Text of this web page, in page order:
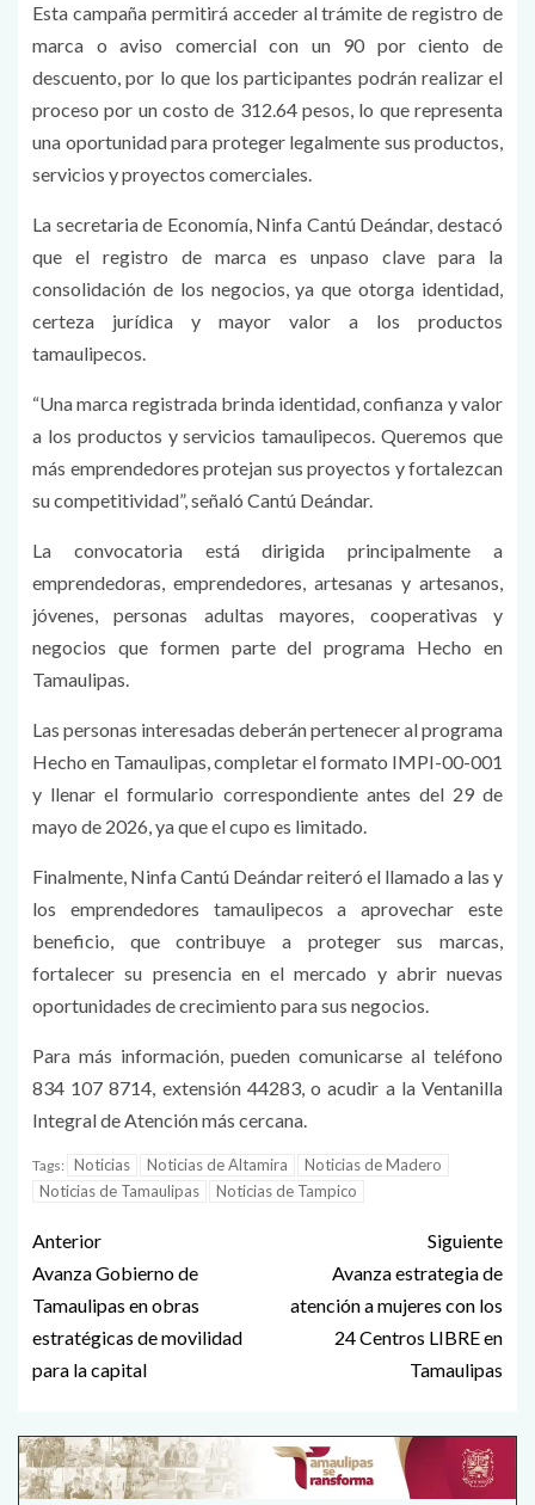
Esta campaña permitirá acceder al trámite de registro de
marca o aviso comercial con un 90 por ciento de
descuento, por lo que los participantes podrán realizar el
proceso por un costo de 312.64 pesos, lo que representa
una oportunidad para proteger legalmente sus productos,
servicios y proyectos comerciales.
La secretaria de Economía, Ninfa Cantú Deándar, destacó
que el registro de marca es unpaso clave para la
consolidación de los negocios, ya que otorga identidad,
certeza jurídica y mayor valor a los productos
tamaulipecos.
“Una marca registrada brinda identidad, confianza y valor
a los productos y servicios tamaulipecos. Queremos que
más emprendedores protejan sus proyectos y fortalezcan
su competitividad”, señaló Cantú Deándar.
La convocatoria está dirigida principalmente a
emprendedoras, emprendedores, artesanas y artesanos,
jóvenes, personas adultas mayores, cooperativas y
negocios que formen parte del programa Hecho en
Tamaulipas.
Las personas interesadas deberán pertenecer al programa
Hecho en Tamaulipas, completar el formato IMPI-00-001
y llenar el formulario correspondiente antes del 29 de
mayo de 2026, ya que el cupo es limitado.
Finalmente, Ninfa Cantú Deándar reiteró el llamado a las y
los emprendedores tamaulipecos a aprovechar este
beneficio, que contribuye a proteger sus marcas,
fortalecer su presencia en el mercado y abrir nuevas
oportunidades de crecimiento para sus negocios.
Para más información, pueden comunicarse al teléfono
834 107 8714, extensión 44283, o acudir a la Ventanilla
Integral de Atención más cercana.
Tags: Noticias Noticias de Altamira
Noticias de Madero
Noticias de Tamaulipas
Noticias de Tampico
Anterior
Avanza Gobierno de
Tamaulipas en obras
estratégicas de movilidad
para la capital
Siguiente
Avanza estrategia de
atención a mujeres con los
24 Centros LIBRE en
Tamaulipas